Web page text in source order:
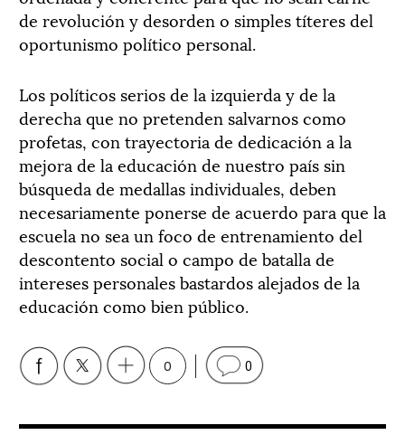
de revolución y desorden o simples títeres del
oportunismo político personal.
Los políticos serios de la izquierda y de la
derecha que no pretenden salvarnos como
profetas, con trayectoria de dedicación a la
mejora de la educación de nuestro país sin
búsqueda de medallas individuales, deben
necesariamente ponerse de acuerdo para que la
escuela no sea un foco de entrenamiento del
descontento social o campo de batalla de
intereses personales bastardos alejados de la
educación como bien público.
0 0